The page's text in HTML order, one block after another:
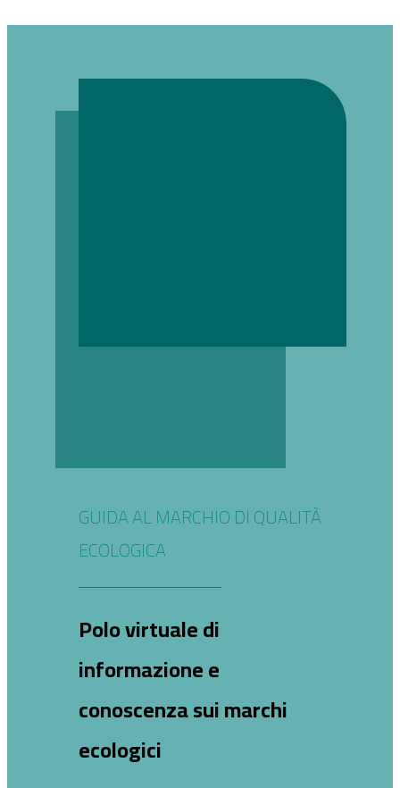
GUIDA AL MARCHIO DI QUALITÀ
ECOLOGICA
Polo virtuale di
informazione e
conoscenza sui marchi
ecologici